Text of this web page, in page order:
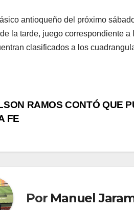
antioqueño del próximo
la tarde, juego correspondiente
clasificados a los
RAMOS CONTÓ QUE
FE
Por Manuel